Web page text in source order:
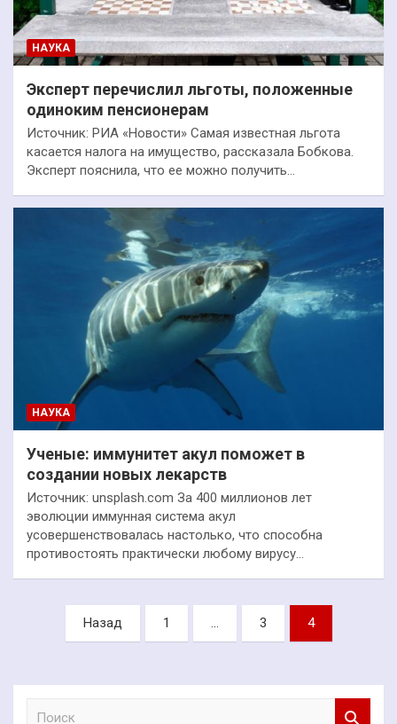
НАУКА
Эксперт перечислил льготы, положенные
одиноким пенсионерам
Источник: РИА «Новости» Самая известная льгота
касается налога на имущество, рассказала Бобкова.
Эксперт пояснила, что ее можно получить…
НАУКА
Ученые: иммунитет акул поможет в
создании новых лекарств
Источник: unsplash.com За 400 миллионов лет
эволюции иммунная система акул
усовершенствовалась настолько, что способна
противостоять практически любому вирусу…
Пагинация
записей
Назад 1 … 3 4